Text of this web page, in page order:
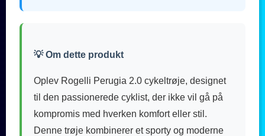
💡 Om dette produkt
Oplev Rogelli Perugia 2.0 cykeltrøje, designet
til den passionerede cyklist, der ikke vil gå på
kompromis med hverken komfort eller stil.
Denne trøje kombinerer et sporty og moderne